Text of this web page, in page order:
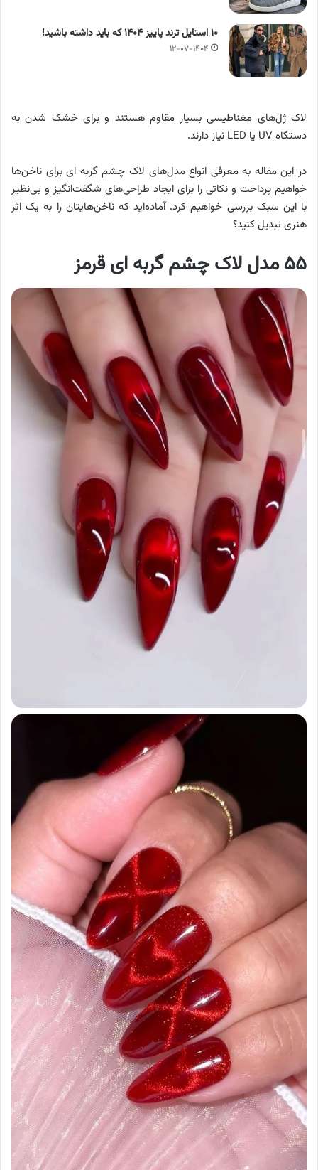
۱۰ استایل ترند پاییز ۱۴۰۴ که باید داشته باشید!
۱۲-۰۷-۱۴۰۴
لاک ژل‌های مغناطیسی بسیار مقاوم هستند و برای خشک شدن به
دستگاه UV یا LED نیاز دارند.
در این مقاله به معرفی انواع مدل‌های لاک چشم گربه‌ ای برای ناخن‌ها
خواهیم پرداخت و نکاتی را برای ایجاد طراحی‌های شگفت‌انگیز و بی‌نظیر
با این سبک بررسی خواهیم کرد. آماده‌اید که ناخن‌هایتان را به یک اثر
هنری تبدیل کنید؟
۵۵ مدل لاک چشم گربه ای قرمز